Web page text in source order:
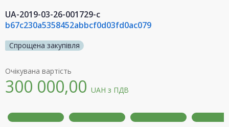
UA-2019-03-26-001729-c
b67c230a5358452abbcf0d03fd0ac079
Спрощена закупівля
Очікувана вартість
300 000,00 UAH з ПДВ